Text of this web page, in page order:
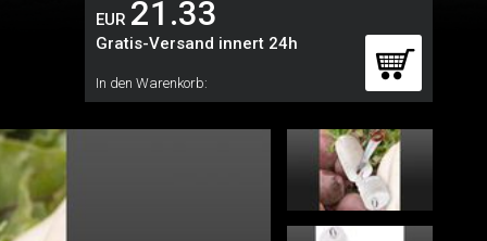
EUR 21.33
Gratis-Versand innert 24h
In den Warenkorb: